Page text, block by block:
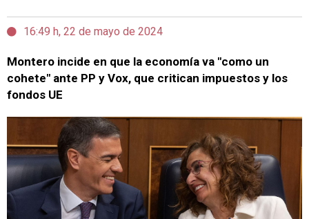
16:49 h, 22 de mayo de 2024
Montero incide en que la economía va "como un
cohete" ante PP y Vox, que critican impuestos y los
fondos UE